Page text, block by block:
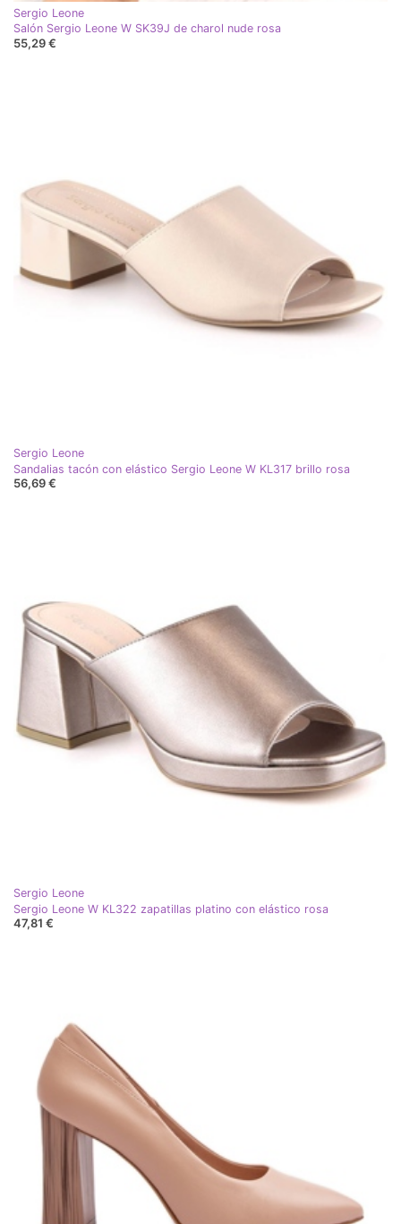
Sergio Leone
Salón Sergio Leone W SK39J de charol nude rosa
55,29 €
Sergio Leone
Sandalias tacón con elástico Sergio Leone W KL317 brillo rosa
56,69 €
Sergio Leone
Sergio Leone W KL322 zapatillas platino con elástico rosa
47,81 €